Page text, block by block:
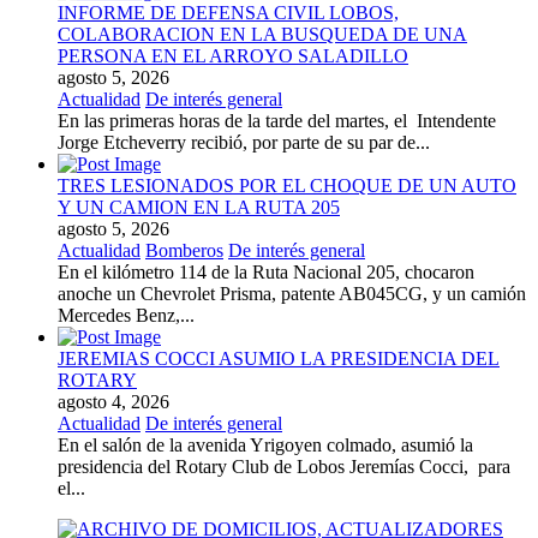
INFORME DE DEFENSA CIVIL LOBOS,
COLABORACION EN LA BUSQUEDA DE UNA
PERSONA EN EL ARROYO SALADILLO
agosto 5, 2026
Actualidad De interés general
En las primeras horas de la tarde del martes, el Intendente
Jorge Etcheverry recibió, por parte de su par de...
TRES LESIONADOS POR EL CHOQUE DE UN AUTO
Y UN CAMION EN LA RUTA 205
agosto 5, 2026
Actualidad Bomberos De interés general
En el kilómetro 114 de la Ruta Nacional 205, chocaron
anoche un Chevrolet Prisma, patente AB045CG, y un camión
Mercedes Benz,...
JEREMIAS COCCI ASUMIO LA PRESIDENCIA DEL
ROTARY
agosto 4, 2026
Actualidad De interés general
En el salón de la avenida Yrigoyen colmado, asumió la
presidencia del Rotary Club de Lobos Jeremías Cocci, para
el...